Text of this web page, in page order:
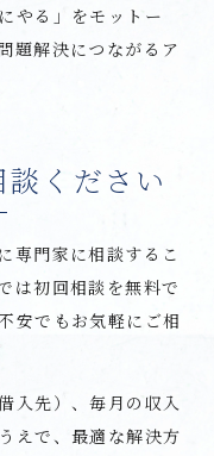
やる」をモットー
題解決につながるア
ください
専門家に相談するこ
は初回相談を無料で
安でもお気軽にご相
入先）、毎月の収入
えで、最適な解決方